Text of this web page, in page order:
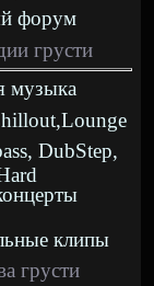
форум
грусти
музыка
DubStep,
клипы
грусти